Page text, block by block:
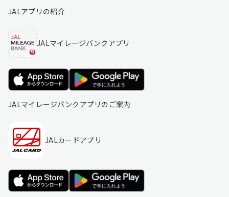
JALアプリの紹介
JALマイレージバンクアプリ
JALマイレージバンクアプリのご案内
JALカードアプリ